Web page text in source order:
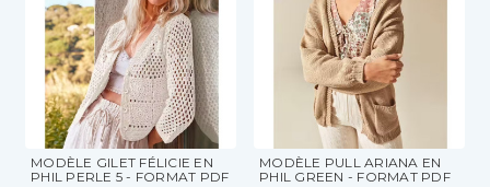
MODÈLE GILET FÉLICIE EN
PHIL PERLE 5 - FORMAT PDF
MODÈLE PULL ARIANA EN
PHIL GREEN - FORMAT PDF